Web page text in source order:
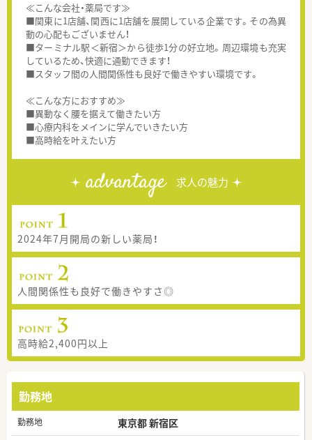
≪こんな会社・薬局です≫
■関東に1店舗、関西に1店舗を展開している企業です。その為異
動の心配もございません！
■ターミナル駅＜新宿＞から徒歩1分の好立地。周辺環境も充実
しているため、快適に通勤できます！
■スタッフ間の人間関係性も良好で働きやすい環境です。
≪こんな方におすすめ≫
■異動なく腰を据えて働きたい方
■心療内科をメインに学んでいきたい方
■高時給を叶えたい方
advantage 求人の魅力
2024年7月開局の新しい薬局！
人間関係性も良好で働きやすさ◎
高時給2,400円以上
勤務地
勤務地 東京都 新宿区